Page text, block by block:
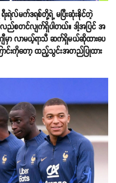
းရဲလ်မက်ဒရစ်တို့ရဲ့ မပြီးဆုံးနိုင်တဲ့
လည်စတင်လျက်ရှိပါတယ်။ ဒါ့အပြင် အ
ာ လာမယ့်ရာသီ ဆက်ရှိမယ်ဆိုထားပေ
င်းကိုတော့ ထည့်သွင်းအတည်ပြုထား